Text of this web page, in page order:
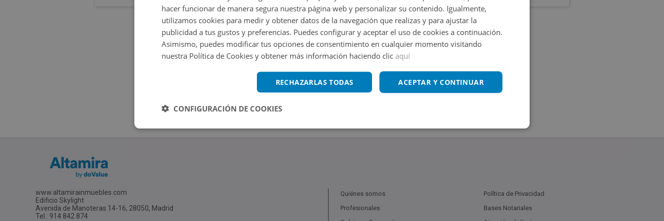
www.altamirainmuebles.com
Edificio Skylight
Avenida de Manoteras 14-16, 28050, Madrid
Tel.: 914 842 874
Quiénes somos
Profesionales
Política de Privacidad
Bases Notariales
hacer funcionar de manera segura nuestra página web y personalizar su contenido. Igualmente,
utilizamos cookies para medir y obtener datos de la navegación que realizas y para ajustar la
publicidad a tus gustos y preferencias. Puedes configurar y aceptar el uso de cookies a continuación.
Asimismo, puedes modificar tus opciones de consentimiento en cualquier momento visitando
nuestra Política de Cookies y obtener más información haciendo clic aquí
ACEPTAR Y CONTINUAR
RECHAZARLAS TODAS
CONFIGURACIÓN DE COOKIES